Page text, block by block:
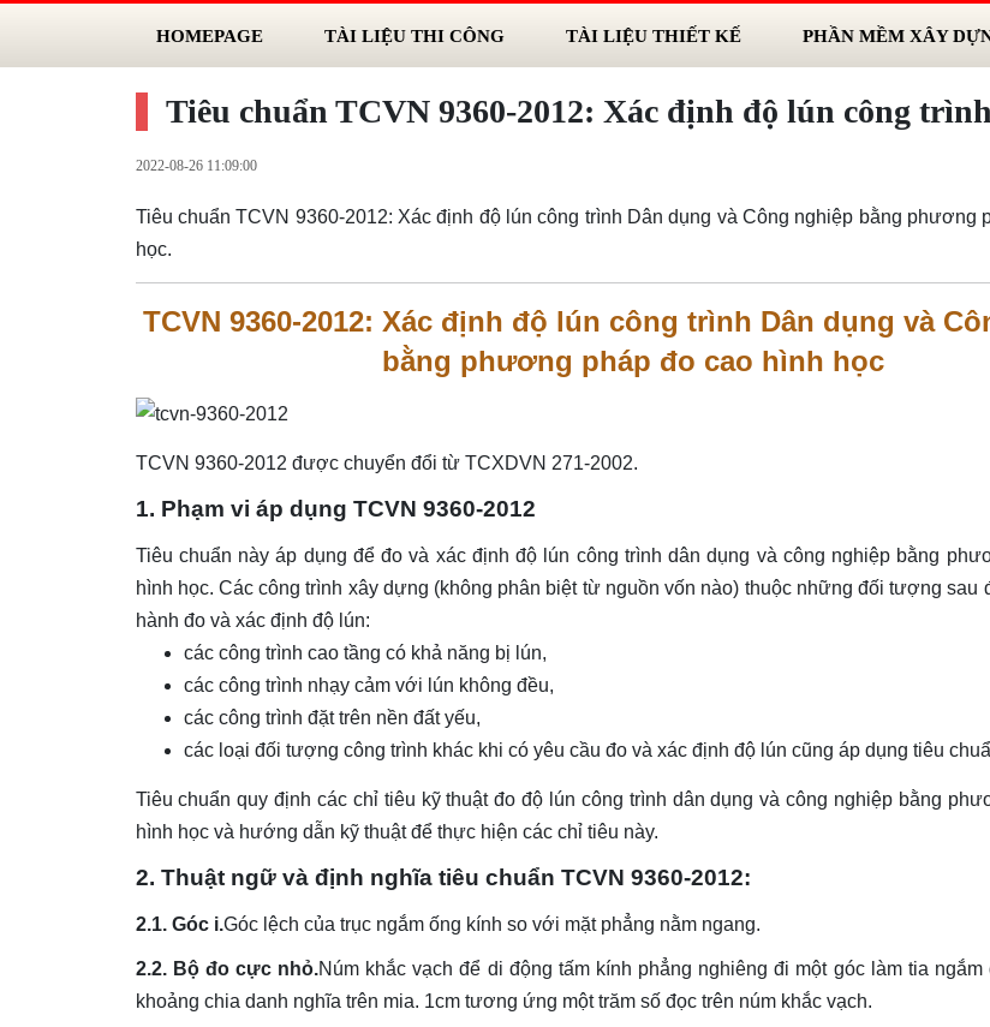
HOMEPAGE TÀI LIỆU THI CÔNG TÀI LIỆU THIẾT KẾ PHẦN MỀM XÂY
Tiêu chuẩn TCVN 9360-2012: Xác định độ lún công
2022-08-26 11:09:00
Tiêu chuẩn TCVN 9360-2012: Xác định độ lún công trình Dân dụng và Công nghiệp bằng phương
học.
TCVN 9360-2012: Xác định độ lún công trình Dân dụng và
bằng phương pháp đo cao hình học
TCVN 9360-2012 được chuyển đổi từ TCXDVN 271-2002.
1. Phạm vi áp dụng TCVN 9360-2012
Tiêu chuẩn này áp dụng để đo và xác định độ lún công trình dân dụng và công nghiệp bằng
hình học. Các công trình xây dựng (không phân biệt từ nguồn vốn nào) thuộc những đối tượng sau
hành đo và xác định độ lún:
các công trình cao tầng có khả năng bị lún,
các công trình nhạy cảm với lún không đều,
các công trình đặt trên nền đất yếu,
các loại đối tượng công trình khác khi có yêu cầu đo và xác định độ lún cũng áp dụng tiêu
Tiêu chuẩn quy định các chỉ tiêu kỹ thuật đo độ lún công trình dân dụng và công nghiệp bằng
hình học và hướng dẫn kỹ thuật để thực hiện các chỉ tiêu này.
2. Thuật ngữ và định nghĩa tiêu chuẩn TCVN 9360-2012:
2.1. Góc i.Góc lệch của trục ngắm ống kính so với mặt phẳng nằm ngang.
2.2. Bộ đo cực nhỏ.Núm khắc vạch để di động tấm kính phẳng nghiêng đi một góc làm tia ngắm
khoảng chia danh nghĩa trên mia. 1cm tương ứng một trăm số đọc trên núm khắc vạch.